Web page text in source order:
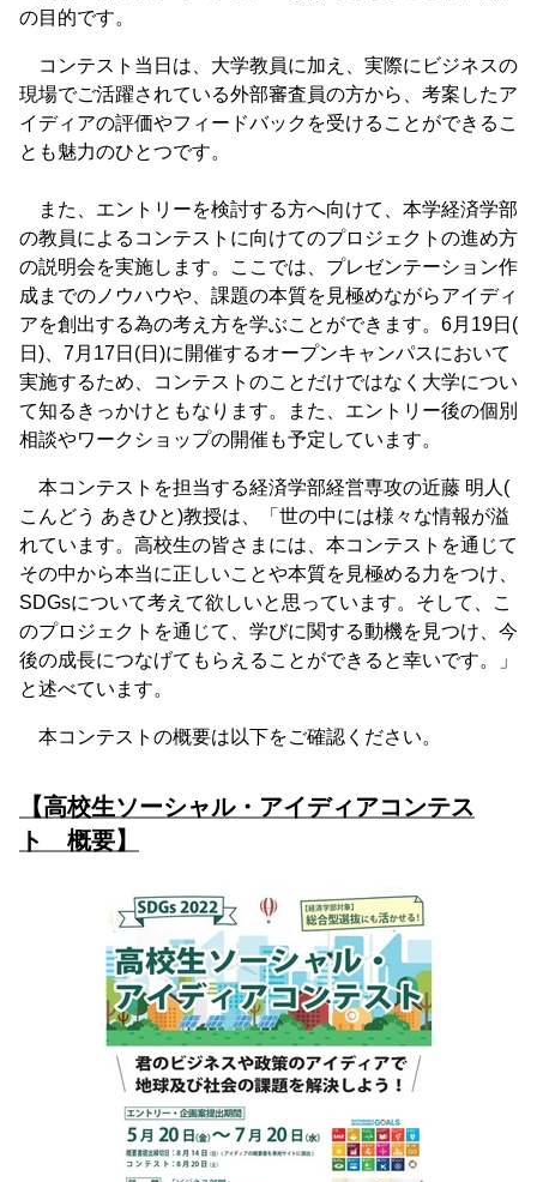
の目的です。
コンテスト当日は、大学教員に加え、実際にビジネスの
現場でご活躍されている外部審査員の方から、考案したア
イディアの評価やフィードバックを受けることができるこ
とも魅力のひとつです。
また、エントリーを検討する方へ向けて、本学経済学部
の教員によるコンテストに向けてのプロジェクトの進め方
の説明会を実施します。ここでは、プレゼンテーション作
成までのノウハウや、課題の本質を見極めながらアイディ
アを創出する為の考え方を学ぶことができます。6月19日(
日)、7月17日(日)に開催するオープンキャンパスにおいて
実施するため、コンテストのことだけではなく大学につい
て知るきっかけともなります。また、エントリー後の個別
相談やワークショップの開催も予定しています。
本コンテストを担当する経済学部経営専攻の近藤 明人(
こんどう あきひと)教授は、「世の中には様々な情報が溢
れています。高校生の皆さまには、本コンテストを通じて
その中から本当に正しいことや本質を見極める力をつけ、
SDGsについて考えて欲しいと思っています。そして、こ
のプロジェクトを通じて、学びに関する動機を見つけ、今
後の成長につなげてもらえることができると幸いです。」
と述べています。
本コンテストの概要は以下をご確認ください。
【高校生ソーシャル・アイディアコンテス
ト 概要】